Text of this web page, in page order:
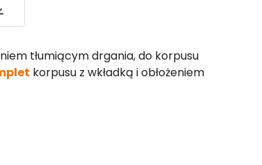
tłumiącym drgania, do korpusu
korpusu z wkładką i obłożeniem